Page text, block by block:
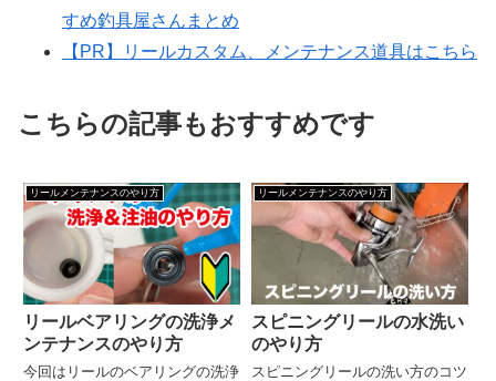
すめ釣具屋さんまとめ
【PR】リールカスタム、メンテナンス道具はこちら
こちらの記事もおすすめです
リールメンテナンスのやり方
リールベアリングの洗浄メ
ンテナンスのやり方
今回はリールのベアリングの洗浄
リールメンテナンスのやり方
スピニングリールの水洗い
のやり方
スピニングリールの洗い方のコツ